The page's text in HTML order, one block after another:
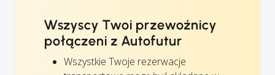
Wszyscy Twoi przewoźnicy
połączeni z Autofutur
Wszystkie Twoje rezerwacje